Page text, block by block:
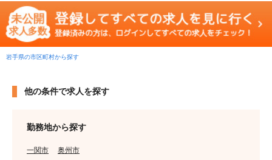
岩手県の市区町村から探す
他の条件で求人を探す
勤務地から探す
一関市 奥州市